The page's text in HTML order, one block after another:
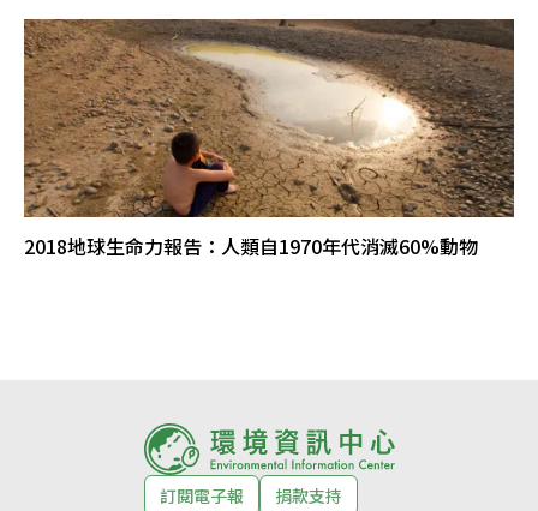
2018地球生命力報告：人類自1970年代消滅60%動物
訂閱電子報 捐款支持